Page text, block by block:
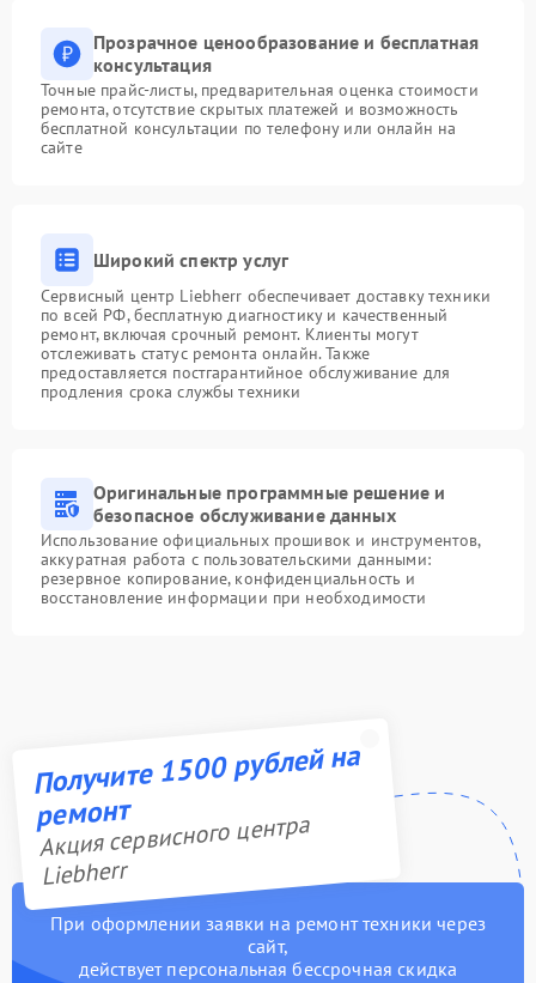
Прозрачное ценообразование и бесплатная
консультация
Точные прайс-листы, предварительная оценка стоимости
ремонта, отсутствие скрытых платежей и возможность
бесплатной консультации по телефону или онлайн на
сайте
Широкий спектр услуг
Сервисный центр Liebherr обеспечивает доставку техники
по всей РФ, бесплатную диагностику и качественный
ремонт, включая срочный ремонт. Клиенты могут
отслеживать статус ремонта онлайн. Также
предоставляется постгарантийное обслуживание для
продления срока службы техники
Оригинальные программные решение и
безопасное обслуживание данных
Использование официальных прошивок и инструментов,
аккуратная работа с пользовательскими данными:
резервное копирование, конфиденциальность и
восстановление информации при необходимости
Получите 1500 рублей на
ремонт
Акция сервисного центра
Liebherr
При оформлении заявки на ремонт техники через
сайт,
действует персональная бессрочная скидка